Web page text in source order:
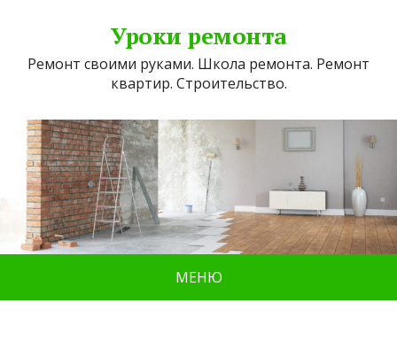
Уроки ремонта
Ремонт своими руками. Школа ремонта. Ремонт
квартир. Строительство.
МЕНЮ